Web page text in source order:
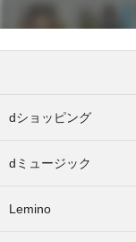
dショッピング
dミュージック
Lemino